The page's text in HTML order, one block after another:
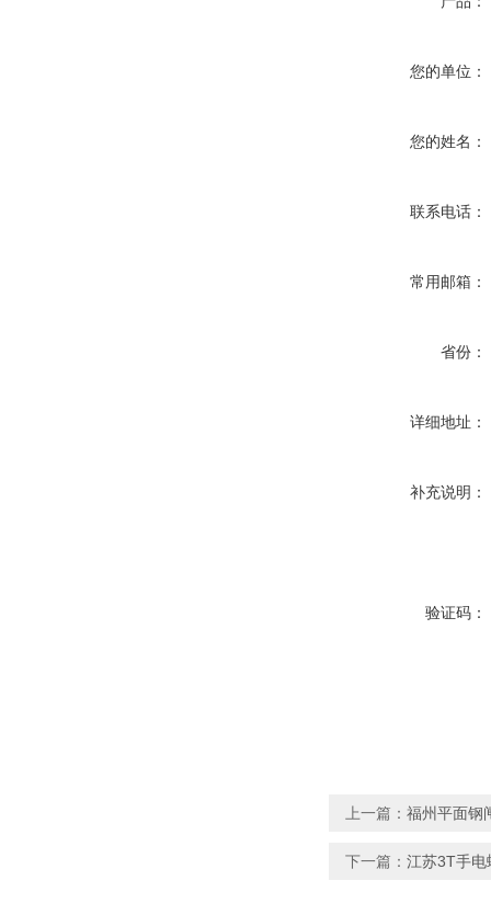
您的单位：
您的姓名：
联系电话：
常用邮箱：
省份：
详细地址：
补充说明：
验证码：
上一篇： 福州平面钢
下一篇： 江苏3T手电